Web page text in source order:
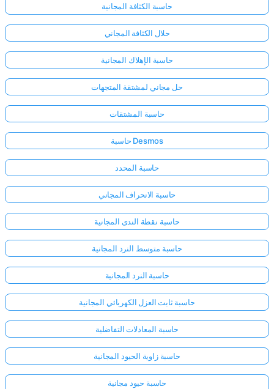
حاسبة الكثافة المجانية
حلال الكثافة المجاني
حاسبة الإهلاك المجانية
حل مجاني لمشتقة المتجهات
حاسبة المشتقات
حاسبة Desmos
حاسبة المحدد
حاسبة الانحراف المجاني
حاسبة نقطة الندى المجانية
حاسبة متوسط النرد المجانية
حاسبة النرد المجانية
حاسبة ثابت العزل الكهربائي المجانية
حاسبة المعادلات التفاضلية
حاسبة زاوية الحيود المجانية
حاسبة حيود مجانية